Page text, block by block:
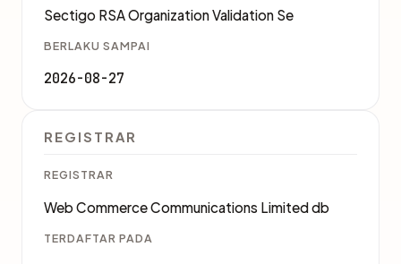
Sectigo RSA Organization Validation Se
BERLAKU SAMPAI
2026-08-27
REGISTRAR
REGISTRAR
Web Commerce Communications Limited db
TERDAFTAR PADA